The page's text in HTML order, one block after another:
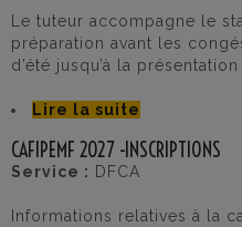
Le tuteur accompagne le
préparation avant les
d’été jusqu’à la
Lire la suite
CAFIPEMF 2027 -INSCRIPTIONS
Service : DFCA
Informations relatives à la